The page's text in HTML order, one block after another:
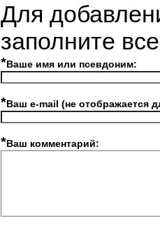
Для
заполните
*Ваше имя или псевдоним:
*Ваш e-mail (не отображается
*Ваш комментарий: